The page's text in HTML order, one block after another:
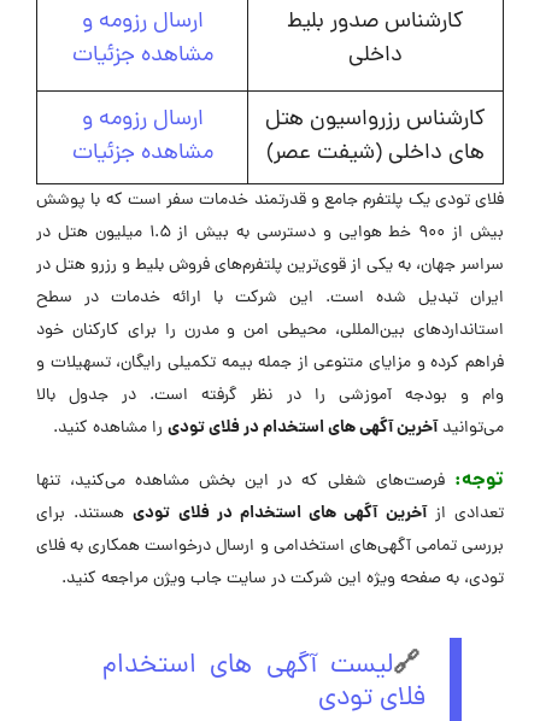
کارشناس صدور بلیط
داخلی
ارسال رزومه و
مشاهده جزئیات
کارشناس رزرواسیون هتل
های داخلی (شیفت عصر)
ارسال رزومه و
مشاهده جزئیات
فلای تودی یک پلتفرم جامع و قدرتمند خدمات سفر است که با پوشش
بیش از 900 خط هوایی و دسترسی به بیش از 1.5 میلیون هتل در
سراسر جهان، به یکی از قوی‌ترین پلتفرم‌های فروش بلیط و رزرو هتل در
ایران تبدیل شده است. این شرکت با ارائه خدمات در سطح
استانداردهای بین‌المللی، محیطی امن و مدرن را برای کارکنان خود
فراهم کرده و مزایای متنوعی از جمله بیمه تکمیلی رایگان، تسهیلات و
وام و بودجه آموزشی را در نظر گرفته است. در جدول بالا
می‌توانیدآخرین آگهی های استخدام در فلای تودی را مشاهده کنید.
توجه: فرصت‌های شغلی که در این بخش مشاهده می‌کنید، تنها
تعدادی ازآخرین آگهی های استخدام در فلای تودیهستند. برای
بررسی تمامی آگهی‌های استخدامی و ارسال درخواست همکاری به فلای
تودی، به صفحه ویژه این شرکت در ‌سایت جاب ویژن مراجعه کنید.
🔗لیست آگهی های استخدام
فلای تودی